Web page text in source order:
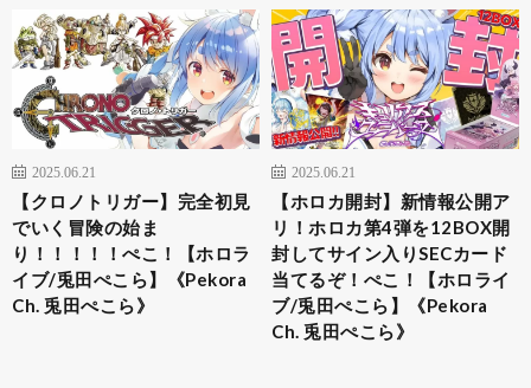
2025.06.21
【クロノトリガー】完全初見
でいく冒険の始ま
り！！！！！ぺこ！【ホロラ
イブ/兎田ぺこら】《Pekora
Ch. 兎田ぺこら》
2025.06.21
【ホロカ開封】新情報公開ア
リ！ホロカ第4弾を12BOX開
封してサイン入りSECカード
当てるぞ！ぺこ！【ホロライ
ブ/兎田ぺこら】《Pekora
Ch. 兎田ぺこら》